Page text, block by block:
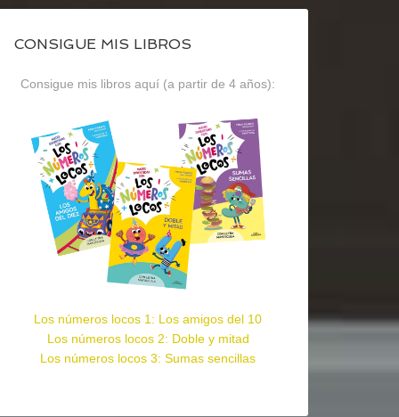
CONSIGUE MIS LIBROS
Consigue mis libros aquí (a partir de 4 años):
Los números locos 1: Los amigos del 10
Los números locos 2: Doble y mitad
Los números locos 3: Sumas sencillas